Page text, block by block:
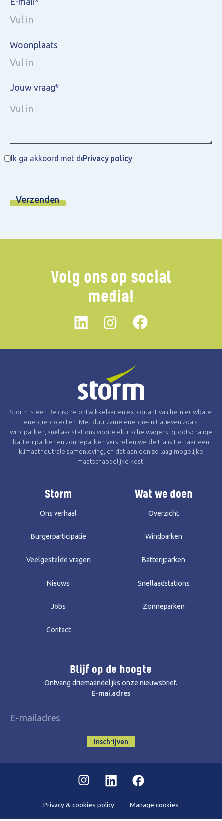
Volg ons op social
media!
Woonplaats
Jouw vraag*
Ik ga akkoord met dePrivacy policy
Storm is een Belgische ontwikkelaar en exploitant van hernieuwbare
energieprojecten. Met duurzame energie-initiatieven zoals
windparken, snellaadstations voor elektrische wagens, grootschalige
batterijparken en zonneparken versnellen we de transitie naar een
klimaatneutrale samenleving, en dat aan een zo laag mogelijke
maatschappelijke kost.
Storm
Ons verhaal
Burgerparticipatie
Veelgestelde vragen
Nieuws
Jobs
Contact
Wat we doen
Overzicht
Windparken
Batterijparken
Snellaadstations
Zonneparken
Blijf op de hoogte
Ontvang driemaandelijks onze nieuwsbrief.
E-mailadres
Inschrijven
Privacy & cookies policy Manage cookies